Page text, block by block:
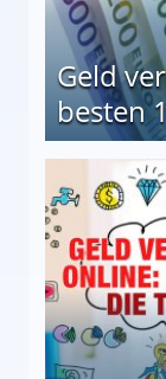
Geld
besten